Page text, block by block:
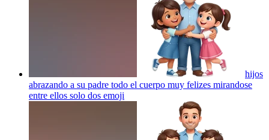
hijos
abrazando a su padre todo el cuerpo muy felizes mirandose
entre ellos solo dos emoji